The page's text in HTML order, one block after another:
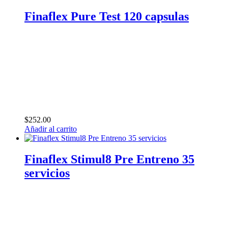
Finaflex Pure Test 120 capsulas
$252.00
Añadir al carrito
Finaflex Stimul8 Pre Entreno 35
servicios